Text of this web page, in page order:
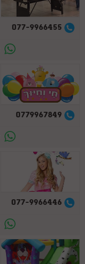
077-9966455
0779967849
077-9966446